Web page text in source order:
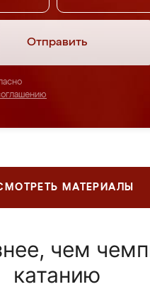
Отправить
МАТЕРИАЛЫ
чем
катанию